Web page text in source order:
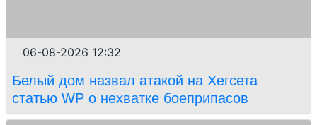
06-08-2026 12:32
Белый дом назвал атакой на Хегсета
статью WP о нехватке боеприпасов